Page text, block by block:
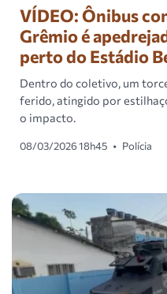
VÍDEO: Ônibus
Grêmio é
perto do Estádio
Dentro do coletivo, um
ferido, atingido por
o impacto.
08/03/2026 18h45 • Polícia